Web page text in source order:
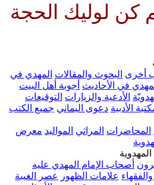
بن الحسن
والمقالات المهدي في
أجوبة أهل البيت
التوقيعات
اليماني جميع الكتب
المواليد معرض
المهدي عليه
الظهور عصر الغيبة